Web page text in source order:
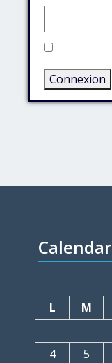
Connexion
Calendar
L M
4
5